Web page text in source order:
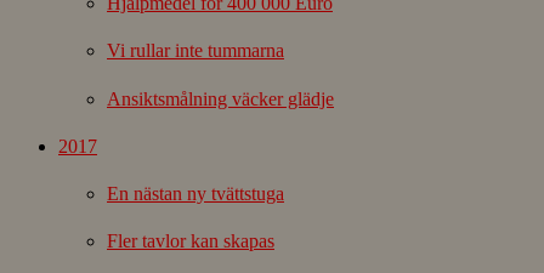
Vi rullar inte tummarna
Ansiktsmålning väcker glädje
2017
En nästan ny tvättstuga
Fler tavlor kan skapas